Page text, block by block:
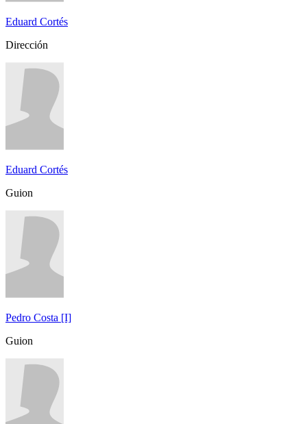
Eduard Cortés
Dirección
Eduard Cortés
Guion
Pedro Costa [I]
Guion